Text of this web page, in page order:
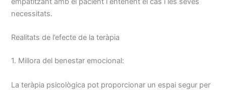
necessitats.
Realitats de l’efecte de la teràpia
1. Millora del benestar emocional:
La teràpia psicològica pot proporcionar un espai segur per